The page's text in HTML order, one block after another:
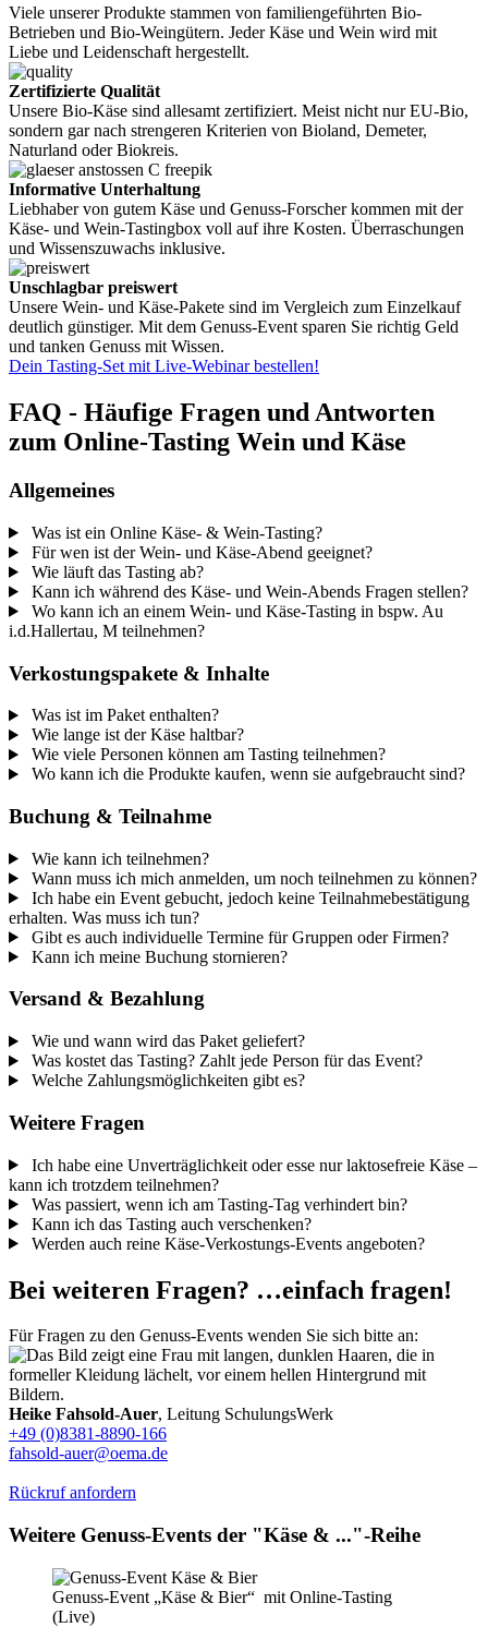
Viele unserer Produkte stammen von familiengeführten Bio-
Betrieben und Bio-Weingütern. Jeder Käse und Wein wird mit
Liebe und Leidenschaft hergestellt.
Zertifizierte Qualität
Unsere Bio-Käse sind allesamt zertifiziert. Meist nicht nur EU-Bio,
sondern gar nach strengeren Kriterien von Bioland, Demeter,
Naturland oder Biokreis.
Informative Unterhaltung
Liebhaber von gutem Käse und Genuss-Forscher kommen mit der
Käse- und Wein-Tastingbox voll auf ihre Kosten. Überraschungen
und Wissenszuwachs inklusive.
Unschlagbar preiswert
Unsere Wein- und Käse-Pakete sind im Vergleich zum Einzelkauf
deutlich günstiger. Mit dem Genuss-Event sparen Sie richtig Geld
und tanken Genuss mit Wissen.
Dein Tasting-Set mit Live-Webinar bestellen!
FAQ - Häufige Fragen und Antworten
zum Online-Tasting Wein und Käse
Allgemeines
Was ist ein Online Käse- & Wein-Tasting?
Für wen ist der Wein- und Käse-Abend geeignet?
Wie läuft das Tasting ab?
Kann ich während des Käse- und Wein-Abends Fragen stellen?
Wo kann ich an einem Wein- und Käse-Tasting in bspw. Au
i.d.Hallertau, M teilnehmen?
Verkostungspakete & Inhalte
Was ist im Paket enthalten?
Wie lange ist der Käse haltbar?
Wie viele Personen können am Tasting teilnehmen?
Wo kann ich die Produkte kaufen, wenn sie aufgebraucht sind?
Buchung & Teilnahme
Wie kann ich teilnehmen?
Wann muss ich mich anmelden, um noch teilnehmen zu können?
Ich habe ein Event gebucht, jedoch keine Teilnahmebestätigung
erhalten. Was muss ich tun?
Gibt es auch individuelle Termine für Gruppen oder Firmen?
Kann ich meine Buchung stornieren?
Versand & Bezahlung
Wie und wann wird das Paket geliefert?
Was kostet das Tasting? Zahlt jede Person für das Event?
Welche Zahlungsmöglichkeiten gibt es?
Weitere Fragen
Ich habe eine Unverträglichkeit oder esse nur laktosefreie Käse –
kann ich trotzdem teilnehmen?
Was passiert, wenn ich am Tasting-Tag verhindert bin?
Kann ich das Tasting auch verschenken?
Werden auch reine Käse-Verkostungs-Events angeboten?
Bei weiteren Fragen? …einfach fragen!
Für Fragen zu den Genuss-Events wenden Sie sich bitte an:
Heike Fahsold-Auer, Leitung SchulungsWerk
+49 (0)8381-8890-166
fahsold-auer@oema.de
Rückruf anfordern
Weitere Genuss-Events der "Käse & ..."-Reihe
Genuss-Event „Käse & Bier“ mit Online-Tasting
(Live)